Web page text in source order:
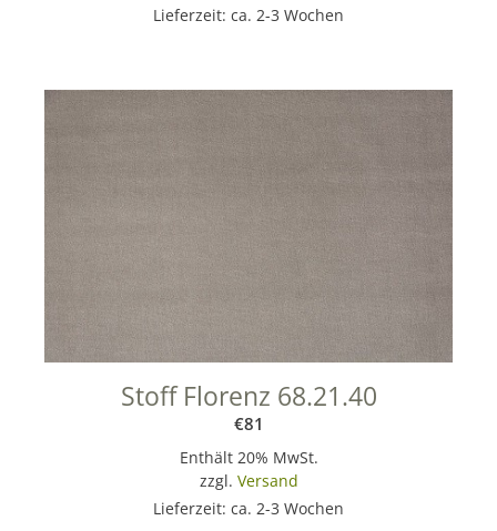
Lieferzeit: ca. 2-3 Wochen
Stoff Florenz 68.21.40
€81
Enthält 20% MwSt.
zzgl. Versand
Lieferzeit: ca. 2-3 Wochen